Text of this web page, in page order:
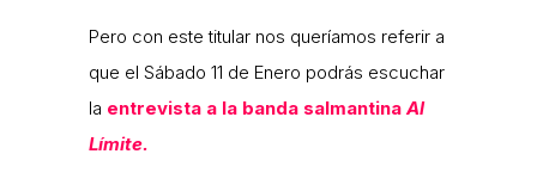
Pero con este titular nos queríamos referir a
que el Sábado 11 de Enero podrás escuchar
la entrevista a la banda salmantinaAl
Límite.